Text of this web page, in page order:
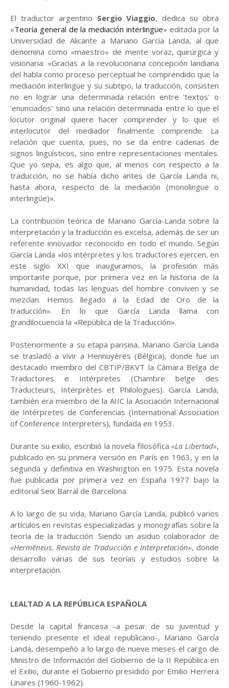
El traductor argentino Sergio Viaggio, dedica su obra
«Teoría general de la mediación interlingüe» editada por la
Universidad de Alicante a Mariano García Landa, al que
denomina como «maestro» de mente voraz, quirúrgica y
visionaria: «Gracias a la revolucionaria concepción landiana
del habla como proceso perceptual he comprendido que la
mediación interlingüe y su subtipo, la traducción, consisten
no en lograr una determinada relación entre 'textos' o
'enunciados' sino una relación determinada entre lo que el
locutor original quiere hacer comprender y lo que el
interlocutor del mediador finalmente comprende. La
relación que cuenta, pues, no se da entre cadenas de
signos lingüísticos, sino entre representaciones mentales.
Que yo sepa, es algo que, al menos con respecto a la
traducción, no se había dicho antes de García Landa ni,
hasta ahora, respecto de la mediación (monolingüe o
interlingüe)».
La contribución teórica de Mariano García-Landa sobre la
interpretación y la traducción es excelsa, además de ser un
referente innovador reconocido en todo el mundo. Según
García Landa «los intérpretes y los traductores ejercen, en
este siglo XXI que inauguramos, la profesión más
importante porque, por primera vez en la historia de la
humanidad, todas las lenguas del hombre conviven y se
mezclan. Hemos llegado a la Edad de Oro de la
traducción». En lo que García Landa llama con
grandilocuencia la «República de la Traducción».
Posteriormente a su etapa parisina, Mariano García Landa
se trasladó a vivir a Hennuyères (Bélgica), donde fue un
destacado miembro del CBTIP/BKVT la Cámara Belga de
Traductores e Intérpretes (Chambre belge des
Traducteurs, Interprètes et Philologues). García Landa,
también era miembro de la AIIC la Asociación Internacional
de Intérpretes de Conferencias (International Association
of Conference Interpreters), fundada en 1953.
Durante su exilio, escribió la novela filosófica «La Libertad»,
publicado en su primera versión en París en 1963, y en la
segunda y definitiva en Washington en 1975. Esta novela
fue publicada por primera vez en España 1977 bajo la
editorial Seix Barral de Barcelona.
A lo largo de su vida, Mariano García Landa, publicó varios
artículos en revistas especializadas y monografías sobre la
teoría de la traducción. Siendo un asiduo colaborador de
«Hermēneus. Revista de Traducción e Interpretación», donde
desarrollo varias de sus teorías y estudios sobre la
interpretación.
LEALTAD A LA REPÚBLICA ESPAÑOLA
Desde la capital francesa -a pesar de su juventud y
teniendo presente el ideal republicano-, Mariano García
Landa, desempeñó a lo largo de nueve meses el cargo de
Ministro de Información del Gobierno de la II República en
el Exilio, durante el Gobierno presidido por Emilio Herrera
Linares (1960-1962).